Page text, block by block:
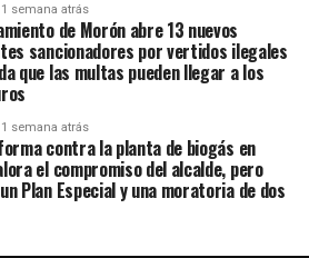
1 semana atrás
de Morón abre 13 nuevos
sancionadores por vertidos ilegales
que las multas pueden llegar a los
1 semana atrás
contra la planta de biogás en
el compromiso del alcalde, pero
Plan Especial y una moratoria de dos